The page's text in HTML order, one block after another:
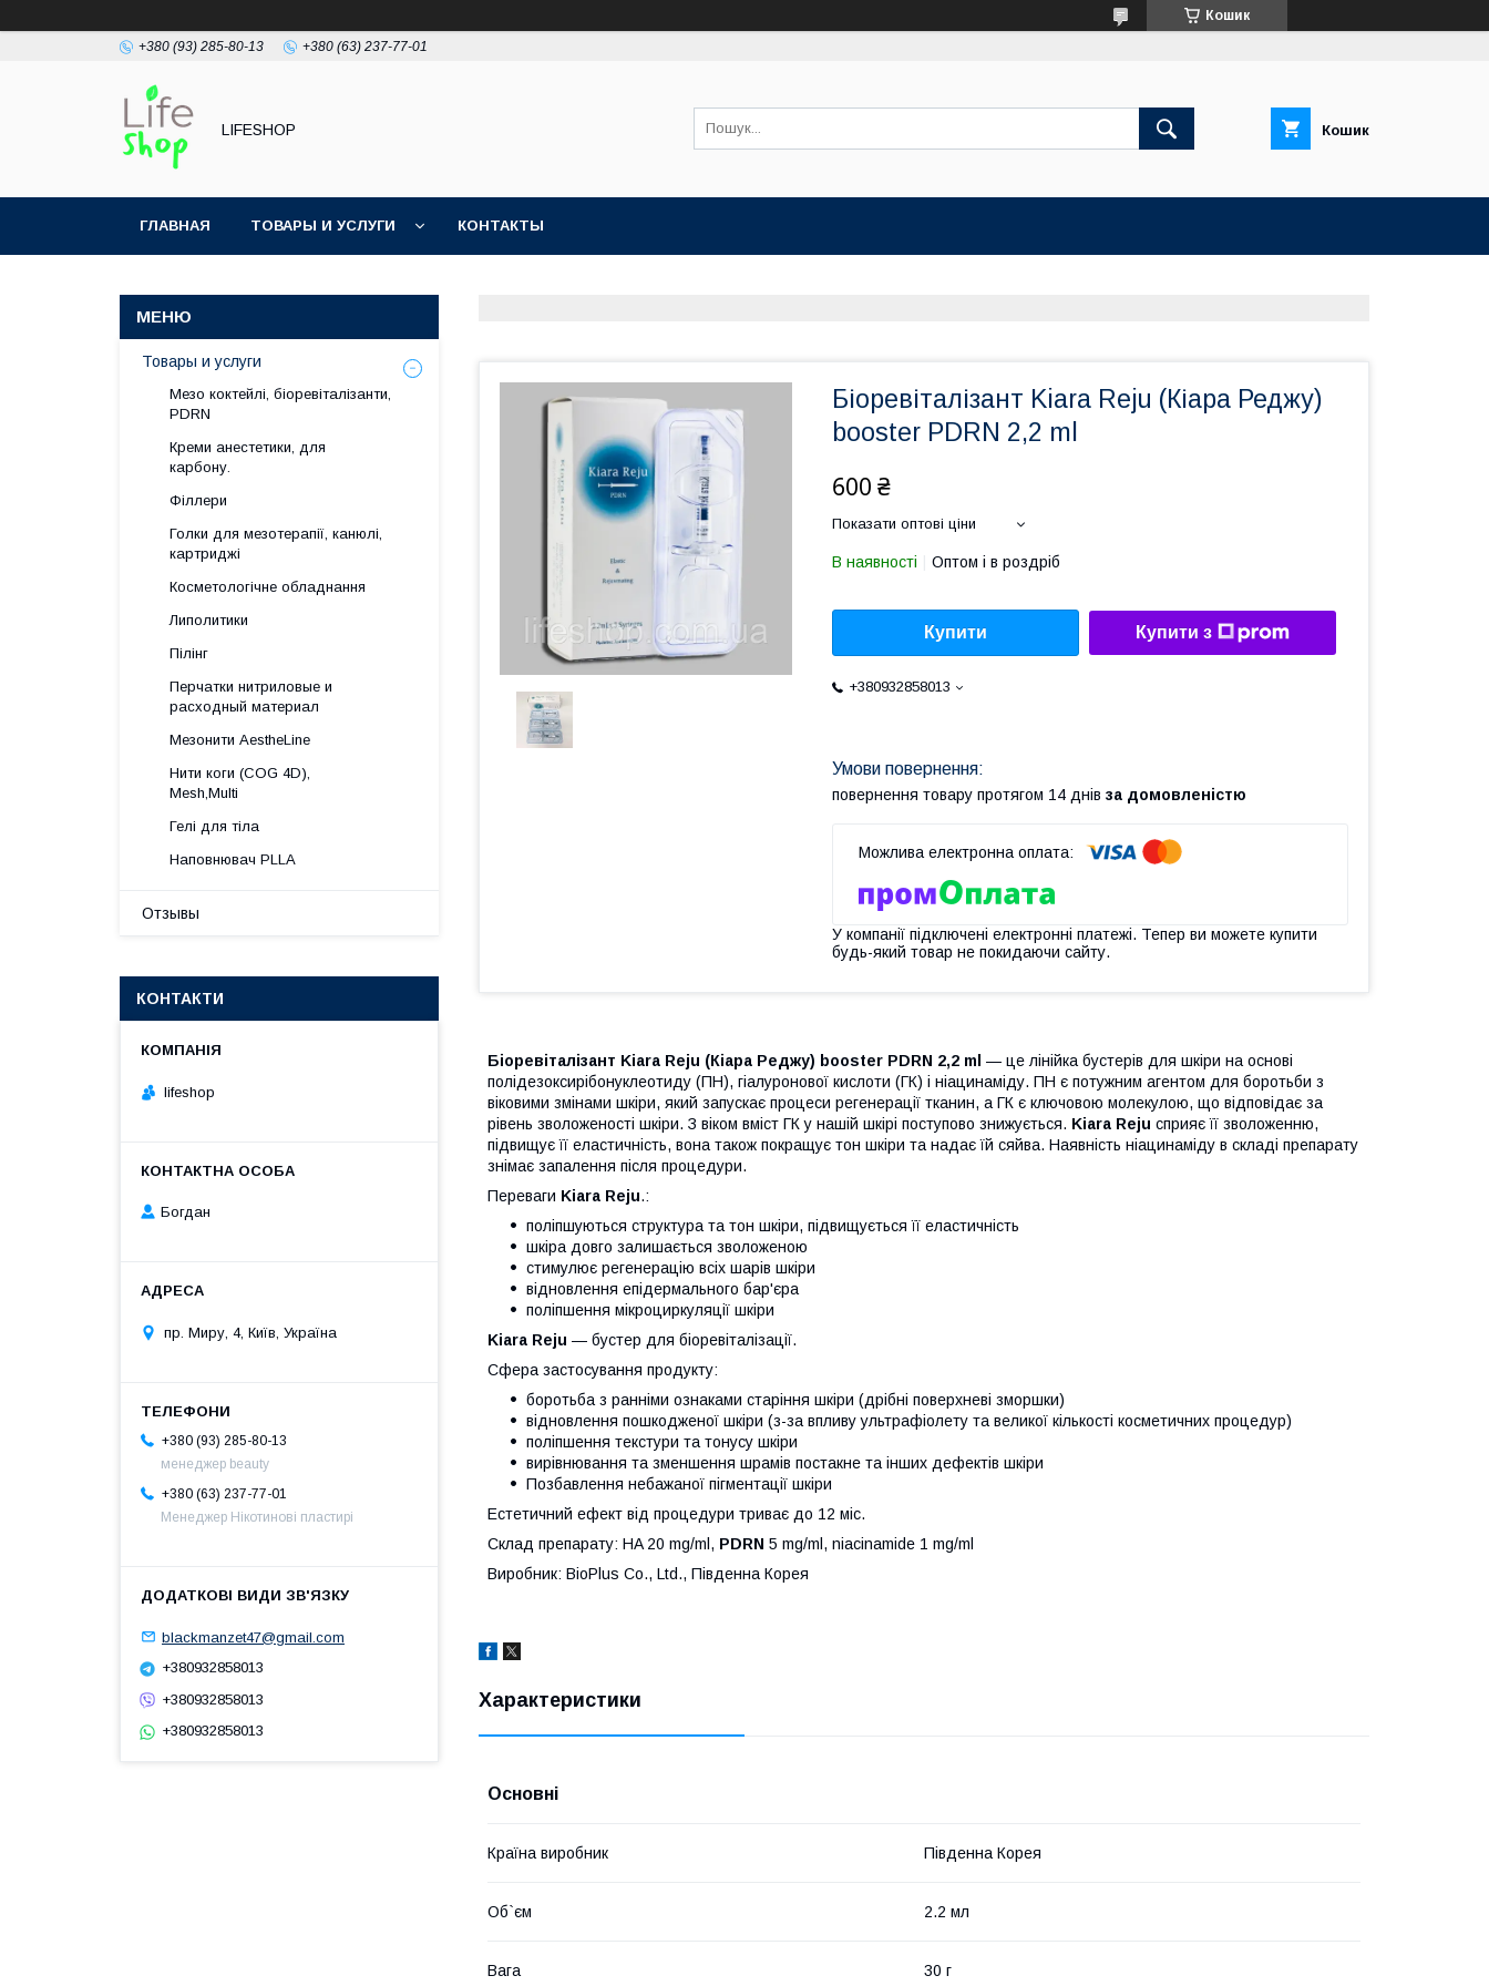
Кошик
+380 (93) 285-80-13 +380 (63) 237-77-01
LIFESHOP Кошик
ГЛАВНАЯ ТОВАРЫ И УСЛУГИ КОНТАКТЫ
Біоревіталізант Kiara Reju (Кіара Реджу)
booster PDRN 2,2 ml
600 ₴
Показати оптові ціни
В наявності Оптом і в роздріб
Купити Купити з
+380932858013
повернення товару протягом 14 днів за домовленістю
У компанії підключені електронні платежі. Тепер ви можете купити
будь-який товар не покидаючи сайту.
Біоревіталізант Kiara Reju (Кіара Реджу) booster PDRN 2,2 ml — це лінійка бустерів для шкіри на основі
полідезоксирібонуклеотиду (ПН), гіалуронової кислоти (ГК) і ніацинаміду. ПН є потужним агентом для боротьби з
віковими змінами шкіри, який запускає процеси регенерації тканин, а ГК є ключовою молекулою, що відповідає за
рівень зволоженості шкіри. З віком вміст ГК у нашій шкірі поступово знижується. Kiara Reju сприяє її зволоженню,
підвищує її еластичність, вона також покращує тон шкіри та надає їй сяйва. Наявність ніацинаміду в складі препарату
знімає запалення після процедури.
Переваги Kiara Reju.:
поліпшуються структура та тон шкіри, підвищується її еластичність
шкіра довго залишається зволоженою
стимулює регенерацію всіх шарів шкіри
відновлення епідермального бар'єра
поліпшення мікроциркуляції шкіри
Kiara Reju — бустер для біоревіталізації.
Сфера застосування продукту:
боротьба з ранніми ознаками старіння шкіри (дрібні поверхневі зморшки)
відновлення пошкодженої шкіри (з-за впливу ультрафіолету та великої кількості косметичних процедур)
поліпшення текстури та тонусу шкіри
вирівнювання та зменшення шрамів постакне та інших дефектів шкіри
Позбавлення небажаної пігментації шкіри
Естетичний ефект від процедури триває до 12 міс.
Склад препарату: HA 20 mg/ml, PDRN 5 mg/ml, niacinamide 1 mg/ml
Виробник: BioPlus Co., Ltd., Південна Корея
Характеристики
Основні
Країна виробник Південна Корея
Об`єм 2.2 мл
Вага 30 г
Товары и услуги
Мезо коктейлі, біоревіталізанти,
PDRN
Креми анестетики, для
карбону.
Філлери
Голки для мезотерапії, канюлі,
картриджі
Косметологічне обладнання
Липолитики
Пілінг
Перчатки нитриловые и
расходный материал
Мезонити AestheLine
Нити коги (COG 4D),
Mesh,Multi
Гелі для тіла
Наповнювач PLLA
Отзывы
КОНТАКТИ
lifeshop
Богдан
пр. Миру, 4, Київ, Україна
+380 (93) 285-80-13
менеджер beauty
+380 (63) 237-77-01
Менеджер Нікотинові пластирі
blackmanzet47@gmail.com
+380932858013
+380932858013
+380932858013